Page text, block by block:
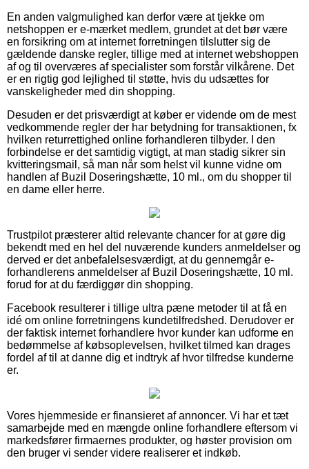
En anden valgmulighed kan derfor være at tjekke om
netshoppen er e-mærket medlem, grundet at det bør være
en forsikring om at internet forretningen tilslutter sig de
gældende danske regler, tillige med at internet webshoppen
af og til overværes af specialister som forstår vilkårene. Det
er en rigtig god lejlighed til støtte, hvis du udsættes for
vanskeligheder med din shopping.
Desuden er det prisværdigt at køber er vidende om de mest
vedkommende regler der har betydning for transaktionen, fx
hvilken returrettighed online forhandleren tilbyder. I den
forbindelse er det samtidig vigtigt, at man stadig sikrer sin
kvitteringsmail, så man når som helst vil kunne vidne om
handlen af Buzil Doseringshætte, 10 ml., om du shopper til
en dame eller herre.
Trustpilot præsterer altid relevante chancer for at gøre dig
bekendt med en hel del nuværende kunders anmeldelser og
derved er det anbefalelsesværdigt, at du gennemgår e-
forhandlerens anmeldelser af Buzil Doseringshætte, 10 ml.
forud for at du færdiggør din shopping.
Facebook resulterer i tillige ultra pæne metoder til at få en
idé om online forretningens kundetilfredshed. Derudover er
der faktisk internet forhandlere hvor kunder kan udforme en
bedømmelse af købsoplevelsen, hvilket tilmed kan drages
fordel af til at danne dig et indtryk af hvor tilfredse kunderne
er.
Vores hjemmeside er finansieret af annoncer. Vi har et tæt
samarbejde med en mængde online forhandlere eftersom vi
markedsfører firmaernes produkter, og høster provision om
den bruger vi sender videre realiserer et indkøb.